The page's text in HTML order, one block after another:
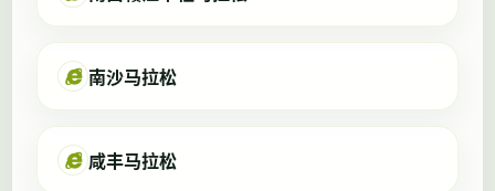
南沙马拉松
咸丰马拉松